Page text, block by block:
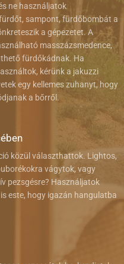
ne használjatok
sampont, fürdőbombát a
a gépezetet. A
masszázsmedence,
fürdőkádnak. Ha
kérünk a jakuzzi
egy kellemes zuhanyt, hogy
a bőrről.
közül választhattok. Lightos,
vágytok, vagy
pezsgésre? Használjatok
este, hogy igazán hangulatba